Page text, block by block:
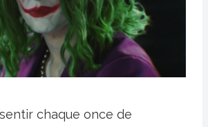
chaque once de